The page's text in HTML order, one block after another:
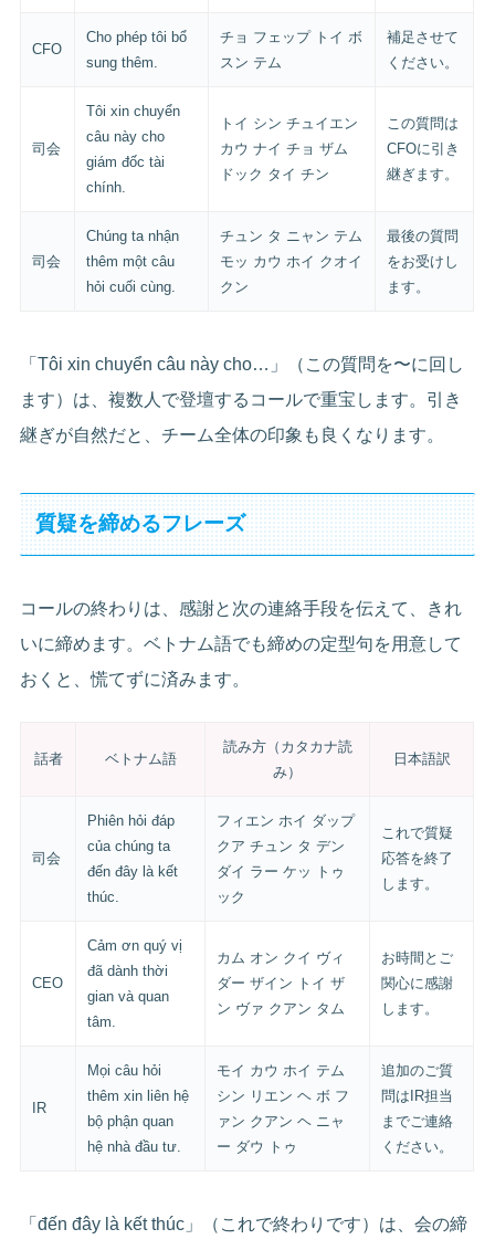
CFO
Cho phép tôi bổ
sung thêm.
チョ フェップ トイ ボ
スン テム
補足させて
ください。
司会
Tôi xin chuyển
câu này cho
giám đốc tài
chính.
トイ シン チュイエン
カウ ナイ チョ ザム
ドック タイ チン
この質問は
CFOに引き
継ぎます。
司会
Chúng ta nhận
thêm một câu
hỏi cuối cùng.
チュン タ ニャン テム
モッ カウ ホイ クオイ
クン
最後の質問
をお受けし
ます。
「Tôi xin chuyển câu này cho…」（この質問を〜に回し
ます）は、複数人で登壇するコールで重宝します。引き
継ぎが自然だと、チーム全体の印象も良くなります。
質疑を締めるフレーズ
コールの終わりは、感謝と次の連絡手段を伝えて、きれ
いに締めます。ベトナム語でも締めの定型句を用意して
おくと、慌てずに済みます。
話者 ベトナム語
読み方（カタカナ読
み）
日本語訳
司会
Phiên hỏi đáp
của chúng ta
đến đây là kết
thúc.
フィエン ホイ ダップ
クア チュン タ デン
ダイ ラー ケッ トゥ
ック
これで質疑
応答を終了
します。
CEO
Cảm ơn quý vị
đã dành thời
gian và quan
tâm.
カム オン クイ ヴィ
ダー ザイン トイ ザ
ン ヴァ クアン タム
お時間とご
関心に感謝
します。
IR
Mọi câu hỏi
thêm xin liên hệ
bộ phận quan
hệ nhà đầu tư.
モイ カウ ホイ テム
シン リエン ヘ ボ フ
ァン クアン ヘ ニャ
ー ダウ トゥ
追加のご質
問はIR担当
までご連絡
ください。
「đến đây là kết thúc」（これで終わりです）は、会の締